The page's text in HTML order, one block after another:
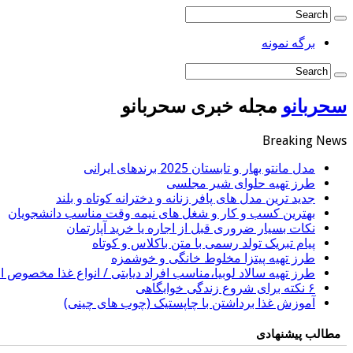
برگه نمونه
سحربانو مجله خبری سحربانو
Breaking News
مدل مانتو بهار و تابستان 2025 برندهای ایرانی
طرز تهیه حلوای شیر مجلسی
جدید ترین مدل های پافر زنانه و دخترانه کوتاه و بلند
بهترین کسب و کار و شغل های نیمه وقت مناسب دانشجویان
نکات بسیار ضروری قبل از اجاره یا خرید آپارتمان
پیام تبریک تولد رسمی با متن باکلاس و کوتاه
طرز تهیه پیتزا مخلوط خانگی و خوشمزه
طرز تهیه سالاد لوبیا،مناسب افراد دیابتی / انواع غذا مخصوص
۶ نکته برای شروع زندگی خوابگاهی
آموزش غذا برداشتن با چاپستیک (چوب های چینی)
مطالب پیشنهادی